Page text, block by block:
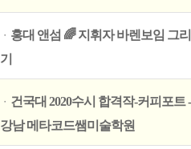
ㆍ 홍대 앤섬 🌈 지휘자 바렌보임 그리
기
ㆍ 건국대 2020수시 합격작-커피포트 -
강남 메타코드쌤미술학원